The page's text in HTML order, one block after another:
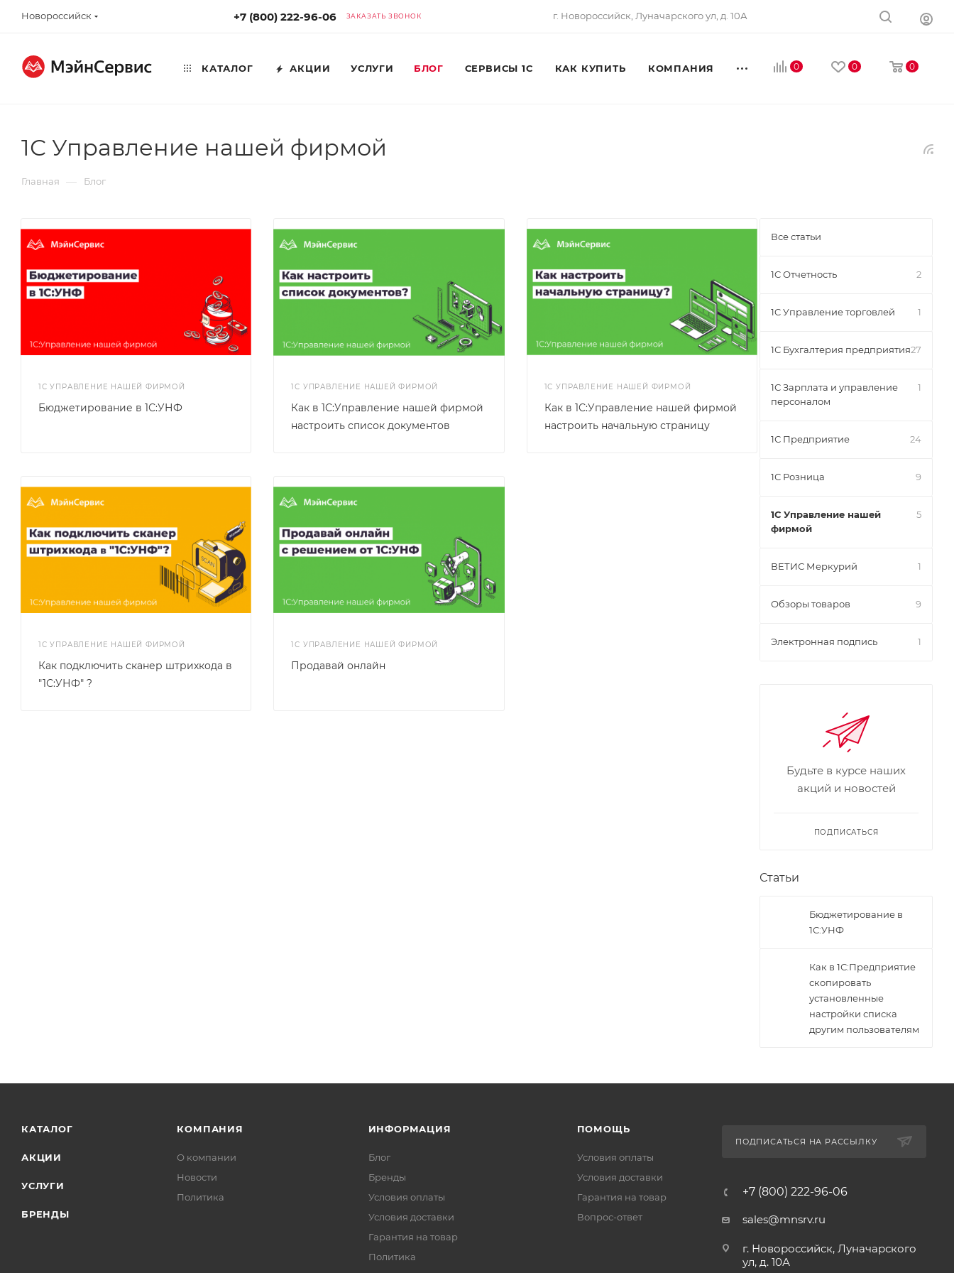
Новороссийск +7 (800) 222-96-06 ЗАКАЗАТЬ ЗВОНОК г. Новороссийск, Луначарского ул, д. 10А
0 0 0
КАТАЛОГ АКЦИИ УСЛУГИ БЛОГ СЕРВИСЫ 1С КАК КУПИТЬ КОМПАНИЯ
1С Управление нашей фирмой
Главная — Блог
1С УПРАВЛЕНИЕ НАШЕЙ ФИРМОЙ
Бюджетирование в 1С:УНФ
1С УПРАВЛЕНИЕ НАШЕЙ ФИРМОЙ
Как в 1С:Управление нашей фирмой
настроить список документов
1С УПРАВЛЕНИЕ НАШЕЙ ФИРМОЙ
Как в 1С:Управление нашей фирмой
настроить начальную страницу
1С УПРАВЛЕНИЕ НАШЕЙ ФИРМОЙ
Как подключить сканер штрихкода в
"1С:УНФ" ?
1С УПРАВЛЕНИЕ НАШЕЙ ФИРМОЙ
Продавай онлайн
Все статьи
1C Отчетность 2
1C Управление торговлей 1
1С Бухгалтерия предприятия27
1С Зарплата и управление
персоналом
1
1С Предприятие 24
1С Розница 9
1С Управление нашей
фирмой
5
ВЕТИС Меркурий 1
Обзоры товаров 9
Электронная подпись 1
Будьте в курсе наших
акций и новостей
ПОДПИСАТЬСЯ
Статьи
Бюджетирование в
1С:УНФ
Как в 1С:Предприятие
скопировать
установленные
настройки списка
другим пользователям
КАТАЛОГ
АКЦИИ
УСЛУГИ
БРЕНДЫ
КОМПАНИЯ
О компании
Новости
Политика
ИНФОРМАЦИЯ
Блог
Бренды
Условия оплаты
Условия доставки
Гарантия на товар
Политика
ПОМОЩЬ
Условия оплаты
Условия доставки
Гарантия на товар
Вопрос-ответ
ПОДПИСАТЬСЯ НА РАССЫЛКУ
+7 (800) 222-96-06
sales@mnsrv.ru
г. Новороссийск, Луначарского
ул, д. 10А